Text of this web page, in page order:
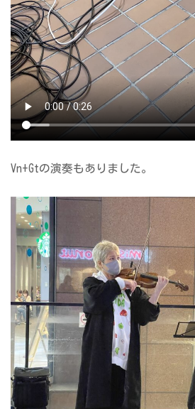
Vn+Gtの演奏もありました。